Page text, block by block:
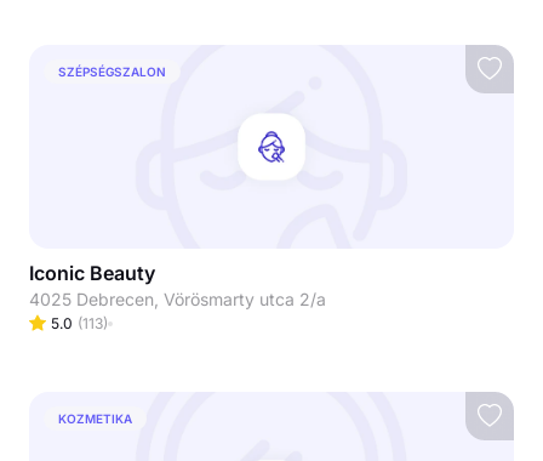
SZÉPSÉGSZALON
Iconic Beauty
4025 Debrecen, Vörösmarty utca 2/a
5.0 (113)
KOZMETIKA